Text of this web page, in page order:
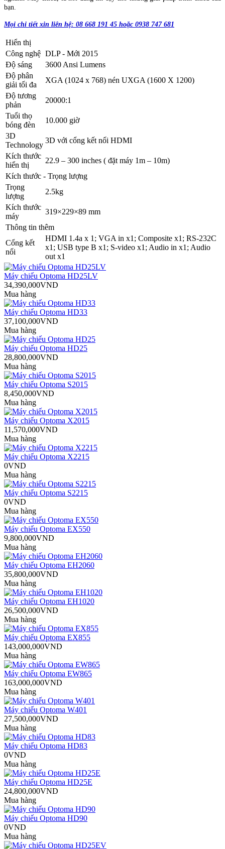
bạn.
Mọi chi tiết xin liên hệ: 08 668 191 45 hoặc 0938 747 681
Hiển thị
Công nghệ DLP - Mới 2015
Độ sáng
3600 Ansi Lumens
Độ phân
giải tối đa
XGA (1024 x 768) nén UXGA (1600 X 1200)
Độ tương
phản
20000:1
Tuổi thọ
bóng đèn
10.000 giờ
3D
Technology
3D với cổng kết nối HDMI
Kích thước
hiển thị
22.9 – 300 inches ( đặt máy 1m – 10m)
Kích thước - Trọng lượng
Trọng
lượng
2.5kg
Kích thước
máy
319×229×89 mm
Thông tin thêm
Cổng kết
nối
HDMI 1.4a x 1; VGA in x1; Composite x1; RS-232C
x1; USB type B x1; S-video x1; Audio in x1; Audio
out x1
Máy chiếu Optoma HD25LV
34,390,000VND
Mua hàng
Máy chiếu Optoma HD33
37,100,000VND
Mua hàng
Máy chiếu Optoma HD25
28,800,000VND
Mua hàng
Máy chiếu Optoma S2015
8,450,000VND
Mua hàng
Máy chiếu Optoma X2015
11,570,000VND
Mua hàng
Máy chiếu Optoma X2215
0VND
Mua hàng
Máy chiếu Optoma S2215
0VND
Mua hàng
Máy chiếu Optoma EX550
9,800,000VND
Mua hàng
Máy chiếu Optoma EH2060
35,800,000VND
Mua hàng
Máy chiếu Optoma EH1020
26,500,000VND
Mua hàng
Máy chiếu Optoma EX855
143,000,000VND
Mua hàng
Máy chiếu Optoma EW865
163,000,000VND
Mua hàng
Máy chiếu Optoma W401
27,500,000VND
Mua hàng
Máy chiếu Optoma HD83
0VND
Mua hàng
Máy chiếu Optoma HD25E
24,800,000VND
Mua hàng
Máy chiếu Optoma HD90
0VND
Mua hàng